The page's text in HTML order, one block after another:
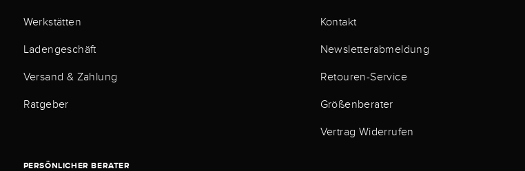
Werkstätten
Ladengeschäft
Versand & Zahlung
Ratgeber
Kontakt
Newsletterabmeldung
Retouren-Service
Größenberater
Vertrag Widerrufen
PERSÖNLICHER BERATER